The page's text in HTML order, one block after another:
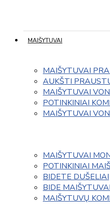
MAIŠYTUVAI
MAIŠYTUVAI
AUKŠTI
MAIŠYTUVAI
POTINKINIAI
MAIŠYTUVAI
MAIŠYTUVAI
POTINKINIAI
BIDETE DUŠELIAI
BIDE MAIŠYTUVAI
MAIŠYTUVŲ